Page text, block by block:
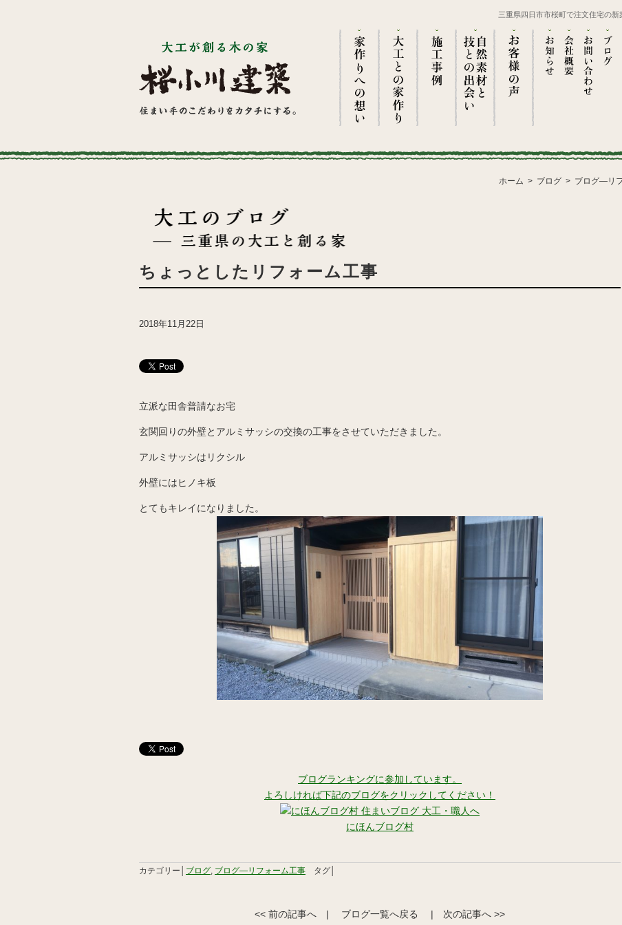
三重県四日市市桜町で注文住宅の新
ホーム ブログ ブログ―リ
ちょっとしたリフォーム工事
2018年11月22日
立派な田舎普請なお宅
玄関回りの外壁とアルミサッシの交換の工事をさせていただきました。
アルミサッシはリクシル
外壁にはヒノキ板
とてもキレイになりました。
ブログランキングに参加しています。
よろしければ下記のブログをクリックしてください！
にほんブログ村
カテゴリー│ ブログ ブログ―リフォーム工事 タグ│
<< 前の記事へ | ブログ一覧へ戻る | 次の記事へ >>